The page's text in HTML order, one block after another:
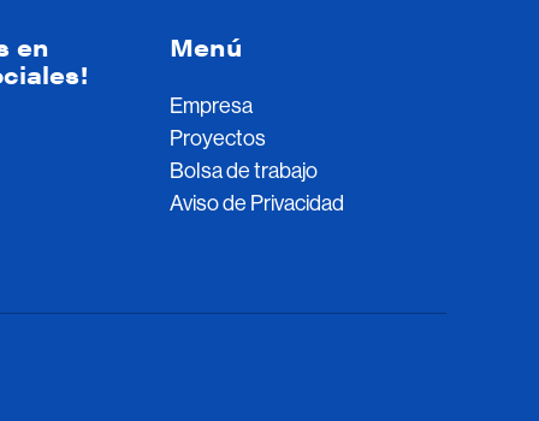
en Menú
Empresa
Proyectos
Bolsa de trabajo
Aviso de Privacidad